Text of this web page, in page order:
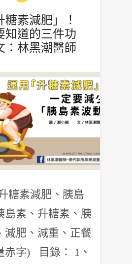
糖素減肥」！
知道的三件功
：林黑潮醫師
糖素減肥、胰島
島素、升糖素、胰
減肥、減重、正餐
赤字) 目錄： 1、